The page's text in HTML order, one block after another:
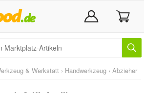
& Werkstatt › Handwerkzeug › Abzieher